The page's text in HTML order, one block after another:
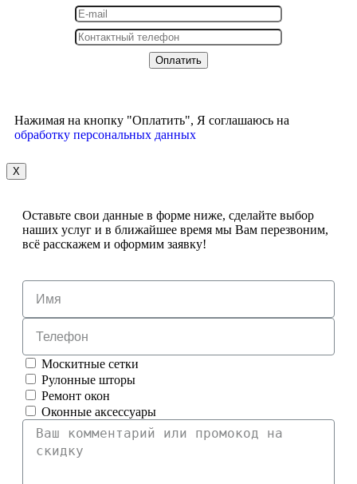
Нажимая на кнопку "Оплатить", Я соглашаюсь на
обработку персональных данных
X
Оставьте свои данные в форме ниже, сделайте выбор
наших услуг и в ближайшее время мы Вам перезвоним,
всё расскажем и оформим заявку!
Москитные сетки
Рулонные шторы
Ремонт окон
Оконные аксессуары